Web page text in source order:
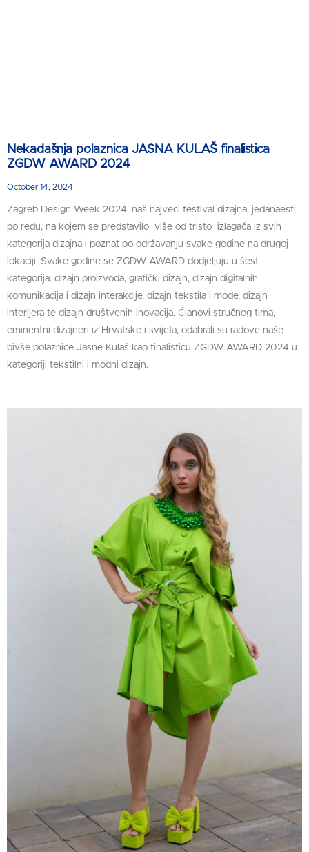
Nekadašnja polaznica JASNA KULAŠ finalistica
ZGDW AWARD 2024
October 14, 2024
Zagreb Design Week 2024, naš najveći festival dizajna, jedanaesti
po redu, na kojem se predstavilo više od tristo izlagača iz svih
kategorija dizajna i poznat po održavanju svake godine na drugoj
lokaciji. Svake godine se ZGDW AWARD dodjeljuju u šest
kategorija: dizajn proizvoda, grafički dizajn, dizajn digitalnih
komunikacija i dizajn interakcije, dizajn tekstila i mode, dizajn
interijera te dizajn društvenih inovacija. Članovi stručnog tima,
eminentni dizajneri iz Hrvatske i svijeta, odabrali su radove naše
bivše polaznice Jasne Kulaš kao finalisticu ZGDW AWARD 2024 u
kategoriji tekstilni i modni dizajn.